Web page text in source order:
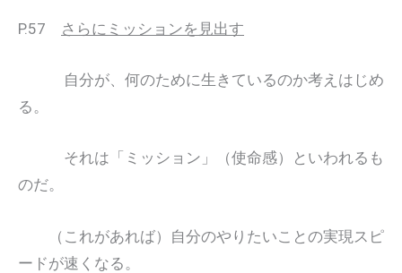
P.57 さらにミッションを見出す
自分が、何のために生きているのか考えはじめ
る。
それは「ミッション」（使命感）といわれるも
のだ。
（これがあれば）自分のやりたいことの実現スピ
ードが速くなる。